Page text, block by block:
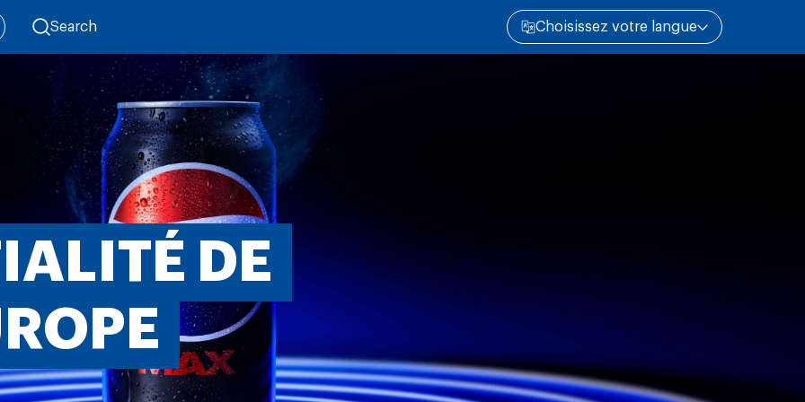
Search Choisissez votre langue
DE